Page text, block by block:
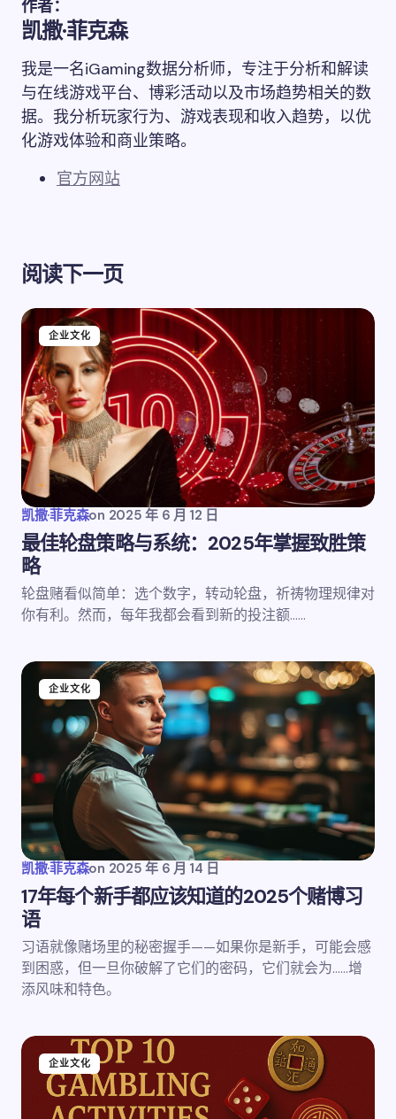
作者：
凯撒·菲克森
我是一名iGaming数据分析师，专注于分析和解读
与在线游戏平台、博彩活动以及市场趋势相关的数
据。我分析玩家行为、游戏表现和收入趋势，以优
化游戏体验和商业策略。
官方网站
阅读下一页
企业文化
凯撒·菲克森on 2025 年 6 月 12 日
最佳轮盘策略与系统：2025年掌握致胜策
略
轮盘赌看似简单：选个数字，转动轮盘，祈祷物理规律对
你有利。然而，每年我都会看到新的投注额……
企业文化
凯撒·菲克森on 2025 年 6 月 14 日
17年每个新手都应该知道的2025个赌博习
语
习语就像赌场里的秘密握手——如果你是新手，可能会感
到困惑，但一旦你破解了它们的密码，它们就会为……增
添风味和特色。
企业文化